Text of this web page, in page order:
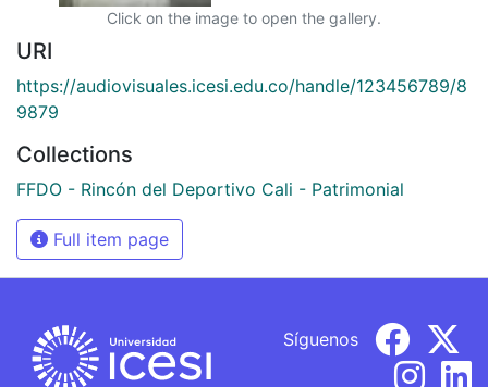
Click on the image to open the gallery.
URI
https://audiovisuales.icesi.edu.co/handle/123456789/8
9879
Collections
FFDO - Rincón del Deportivo Cali - Patrimonial
Full item page
Síguenos